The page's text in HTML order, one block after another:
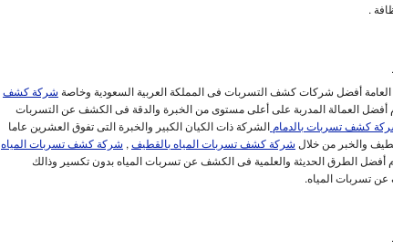
.
أفضل شركات كشف التسربات فى المملكة العربية السعودية وخاصة شركة كشف
أفضل العمالة المدربة على أعلى مستوى من الخبرة والدقة فى الكشف عن التسربات
كشف تسربات بالدمام الشركة ذات الكيان الكبير والخبرة التى تفوق العشرين عاما
والخبر من خلال شركة كشف تسربات المياه بالقطيف , شركة كشف تسربات المياه
أفضل الطرق الحديثة والعلمية فى الكشف عن تسربات المياه بدون تكسير وذالك
تسربات المياه.